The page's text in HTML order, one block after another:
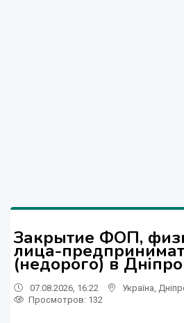
Закрытие ФОП,
лица-
(недорого) в
07.08.2026, 16:22 Україна
Просмотров: 132